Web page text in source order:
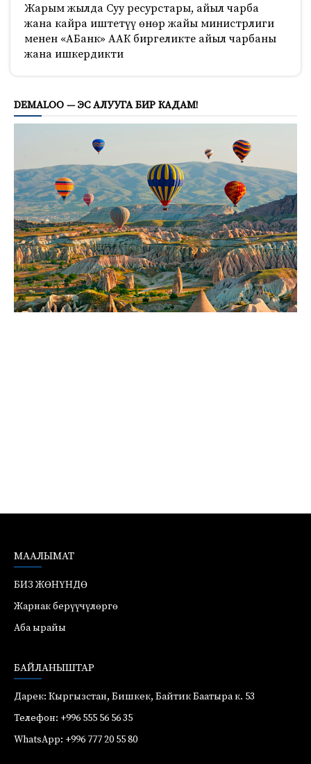
Жарым жылда Суу ресурстары, айыл чарба
жана кайра иштетүү өнөр жайы министрлиги
менен «АБанк» ААК биргеликте айыл чарбаны
жана ишкердикти
DEMALOO — ЭС АЛУУГА БИР КАДАМ!
МААЛЫМАТ
БИЗ ЖӨНҮНДӨ
Жарнак берүүчүлөргө
Аба ырайы
БАЙЛАНЫШТАР
Дарек: Кыргызстан, Бишкек, Байтик Баатыра к. 53
Телефон: +996 555 56 56 35
WhatsApp: +996 777 20 55 80